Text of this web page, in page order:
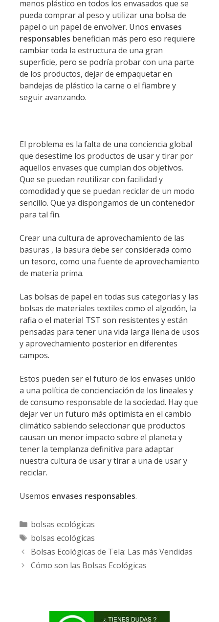
menos plástico en todos los envasados que se
pueda comprar al peso y utilizar una bolsa de
papel o un papel de envolver. Unos envases
responsables benefician más pero eso requiere
cambiar toda la estructura de una gran
superficie, pero se podría probar con una parte
de los productos, dejar de empaquetar en
bandejas de plástico la carne o el fiambre y
seguir avanzando.
El problema es la falta de una conciencia global
que desestime los productos de usar y tirar por
aquellos envases que cumplan dos objetivos.
Que se puedan reutilizar con facilidad y
comodidad y que se puedan reciclar de un modo
sencillo. Que ya dispongamos de un contenedor
para tal fin.
Crear una cultura de aprovechamiento de las
basuras , la basura debe ser considerada como
un tesoro, como una fuente de aprovechamiento
de materia prima.
Las bolsas de papel en todas sus categorías y las
bolsas de materiales textiles como el algodón, la
rafia o el material TST son resistentes y están
pensadas para tener una vida larga llena de usos
y aprovechamiento posterior en diferentes
campos.
Estos pueden ser el futuro de los envases unido
a una política de concienciación de los lineales y
de consumo responsable de la sociedad. Hay que
dejar ver un futuro más optimista en el cambio
climático sabiendo seleccionar que productos
causan un menor impacto sobre el planeta y
tener la templanza definitiva para adaptar
nuestra cultura de usar y tirar a una de usar y
reciclar.
Usemos envases responsables.
Categorías
bolsas ecológicas
Etiquetas
bolsas ecológicas
Bolsas Ecológicas de Tela: Las más Vendidas
Cómo son las Bolsas Ecológicas